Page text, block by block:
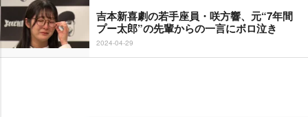
吉本新喜劇の若手座員・咲方響、元“7年間
プー太郎”の先輩からの一言にボロ泣き
2024-04-29